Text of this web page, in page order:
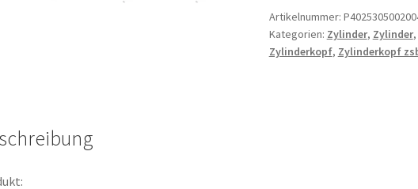
Artikelnummer:
Kategorien: Zylinder, Zylinder,
Zylinderkopf, Zylinderkopf